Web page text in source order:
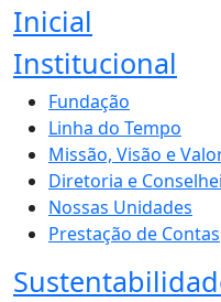
Inicial
Institucional
Fundação
Linha do Tempo
Missão, Visão e
Diretoria e
Nossas Unidades
Prestação de Contas